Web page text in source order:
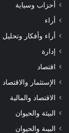
أحزاب وسياية
أراء
أراء وأفكار وتحليل
إدارة
اقتصاد
الإستثمار والاقتصاد
الاقتصاد والمالية
البيئة والحيوان
البيىة والحيوان